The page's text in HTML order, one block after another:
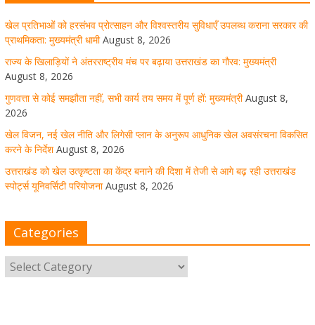
अवसंरचना विकसित करने के निर्देश
August 8, 2026 1 Comment
उत्तराखंड को खेल उत्कृष्टता का केंद्र बनाने की दिशा में तेजी से आगे
बढ़ रही उत्तराखंड स्पोर्ट्स यूनिवर्सिटी परियोजना
August 8, 2026 1 Comment
मुख्य सचिव ने कहा- कौशल विकास से संबंधित सभी विभाग एक
खेल प्रतिभाओं को हरसंभव प्रोत्साहन और विश्वस्तरीय सुविधाएँ उपलब्ध कराना सरकार की
प्राथमिकता: मुख्यमंत्री धामी August 8, 2026
राज्य के खिलाड़ियों ने अंतरराष्ट्रीय मंच पर बढ़ाया उत्तराखंड का गौरव: मुख्यमंत्री
August 8, 2026
गुणवत्ता से कोई समझौता नहीं, सभी कार्य तय समय में पूर्ण हों: मुख्यमंत्री August 8,
2026
खेल विजन, नई खेल नीति और लिगेसी प्लान के अनुरूप आधुनिक खेल अवसंरचना विकसित
करने के निर्देश August 8, 2026
उत्तराखंड को खेल उत्कृष्टता का केंद्र बनाने की दिशा में तेजी से आगे बढ़ रही उत्तराखंड
स्पोर्ट्स यूनिवर्सिटी परियोजना August 8, 2026
Categories